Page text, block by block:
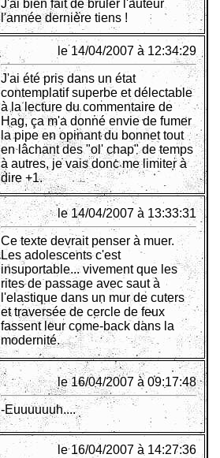
J'ai bien fait de brûler l'auteur
l'année dernière tiens !
le 14/04/2007 à 12:34:29
J'ai été pris dans un état
contemplatif superbe et délectable
à la lecture du commentaire de
Hag, ça m'a donné envie de fumer
la pipe en opinant du bonnet tout
en lâchant des "ol' chap" de temps
à autres, je vais donc me limiter à
dire +1.
le 14/04/2007 à 13:33:31
Ce texte devrait penser à muer.
Les adolescents c'est
insuportable... vivement que les
rites de passage avec saut à
l'elastique dans un mur de cuters
et traversée de cercle de feux
fassent leur come-back dans la
modernité.
le 16/04/2007 à 09:17:48
-Euuuuuuh....
le 16/04/2007 à 14:27:36